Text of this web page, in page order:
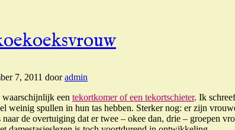
7, 2011 dooradmin
waarschijnlijk een tekortkomer of een tekortschieter. Ik
weinig spullen in hun tas hebben. Sterker nog: er zijn
de overtuiging dat er twee – okee dan, drie –